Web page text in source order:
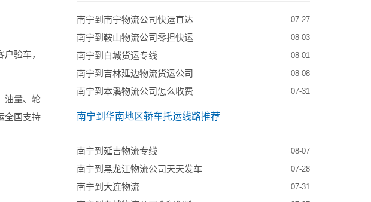
验车，
油量、轮
全国支持
​南宁到南宁物流公司快运直达 07-27
南宁到鞍山物流公司零担快运 08-03
南宁到白城货运专线 08-01
南宁到吉林延边物流货运公司 08-08
南宁到本溪物流公司怎么收费 07-31
南宁到华南地区轿车托运线路推荐
南宁到延吉物流专线 08-07
南宁到黑龙江物流公司天天发车 07-28
南宁到大连物流 07-31